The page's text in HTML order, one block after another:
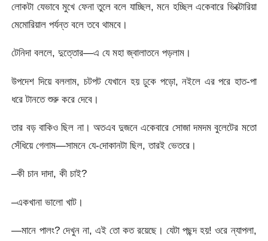
লোকটা যেভাবে মুখে ফেনা তুলে বলে যাচ্ছিল, মনে হচ্ছিল একেবারে ভিক্টোরিয়া
মেমোরিয়াল পর্যন্ত বলে তবে থামবে।
টেনিদা বললে, দুত্তোর—এ যে মহা জ্বালাতনে পড়লাম।
উপদেশ দিয়ে বললাম, চটপট যেখানে হয় ঢুকে পড়ো, নইলে এর পরে হাত-পা
ধরে টানতে শুরু করে দেবে।
তার বড় বাকিও ছিল না। অতএব দুজনে একেবারে সোজা দমদম বুলেটের মতো
সেঁধিয়ে গেলাম—সামনে যে-দোকানটা ছিল, তারই ভেতরে।
–কী চান দাদা, কী চাই?
–একখানা ভালো খাট।
—মানে পালং? দেখুন না, এই তো কত রয়েছে। যেটা পছন্দ হয়! ওরে ন্যাপলা,